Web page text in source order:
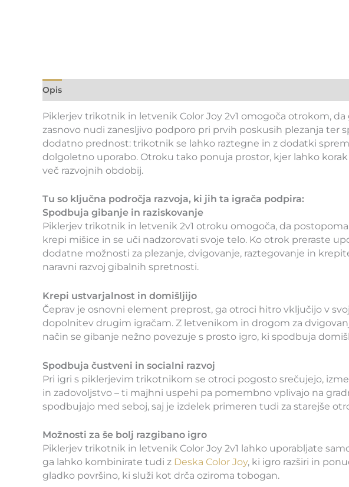
Opis
Piklerjev trikotnik in letvenik Color Joy 2v1 omogoča otrokom,
zasnovo nudi zanesljivo podporo pri prvih poskusih plezanja ter
dodatno prednost: trikotnik se lahko raztegne in z dodatki
dolgoletno uporabo. Otroku tako ponuja prostor, kjer lahko
več razvojnih obdobij.
Tu so ključna področja razvoja, ki jih ta igrača podpira:
Spodbuja gibanje in raziskovanje
Piklerjev trikotnik in letvenik 2v1 otroku omogoča, da
krepi mišice in se uči nadzorovati svoje telo. Ko otrok preraste
dodatne možnosti za plezanje, dvigovanje, raztegovanje in
naravni razvoj gibalnih spretnosti.
Krepi ustvarjalnost in domišljijo
Čeprav je osnovni element preprost, ga otroci hitro vključijo v
dopolnitev drugim igračam. Z letvenikom in drogom za
način se gibanje nežno povezuje s prosto igro, ki spodbuja
Spodbuja čustveni in socialni razvoj
Pri igri s piklerjevim trikotnikom se otroci pogosto srečujejo,
in zadovoljstvo – ti majhni uspehi pa pomembno vplivajo na
spodbujajo med seboj, saj je izdelek primeren tudi za starejše
Možnosti za še bolj razgibano igro
Piklerjev trikotnik in letvenik Color Joy 2v1 lahko uporabljate
ga lahko kombinirate tudi z Deska Color Joy, ki igro razširi in
gladko površino, ki služi kot drča oziroma tobogan.